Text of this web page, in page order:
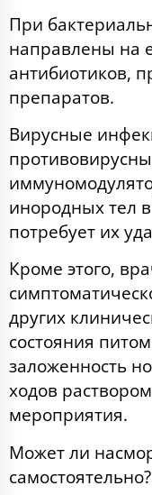
При
направлены на
антибиотиков,
препаратов.
Вирусные
инородных тел
потребует их
Кроме этого,
других
состояния
заложенность
ходов
мероприятия.
Может ли